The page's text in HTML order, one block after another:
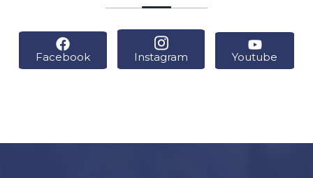
Facebook Instagram Youtube